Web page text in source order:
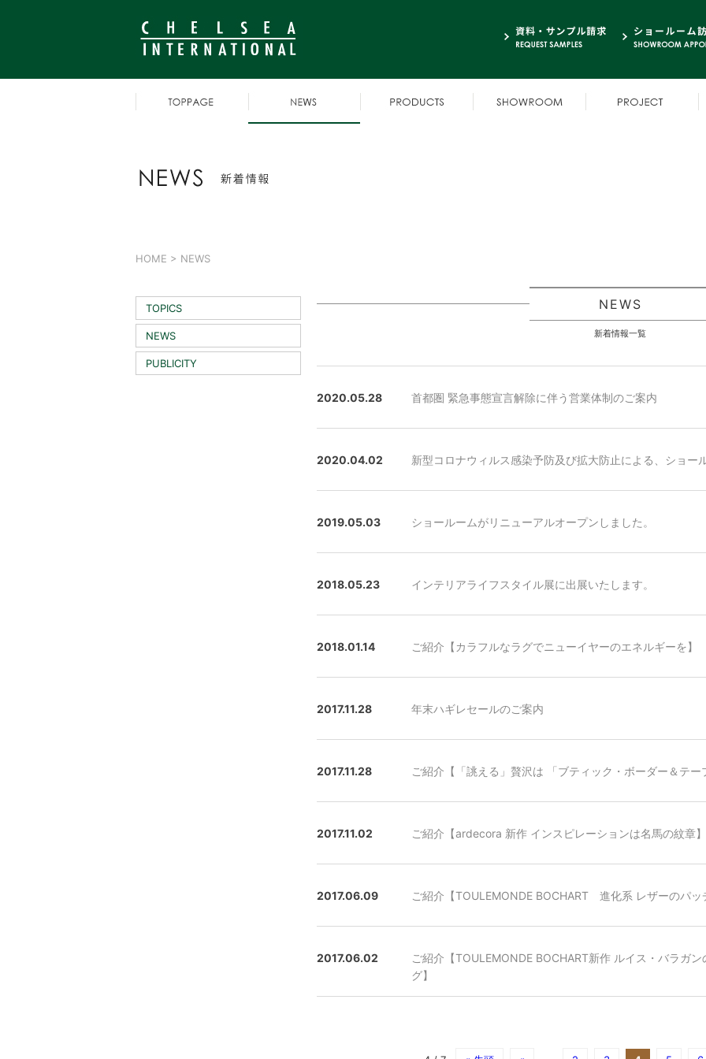
HOME > NEWS
NEWS
新着情報一覧
2020.05.28 首都圏 緊急事態宣言解除に伴う営業体制のご案内
2020.04.02 新型コロナウィルス感染予防及び拡大防止による、ショー
2019.05.03 ショールームがリニューアルオープンしました。
2018.05.23 インテリアライフスタイル展に出展いたします。
2018.01.14 ご紹介【カラフルなラグでニューイヤーのエネルギーを】
2017.11.28 年末ハギレセールのご案内
2017.11.28 ご紹介【「誂える」贅沢は 「ブティック・ボーダー＆テー
2017.11.02 ご紹介【ardecora 新作 インスピレーションは名馬の紋章】
2017.06.09 ご紹介【TOULEMONDE BOCHART 進化系 レザーのパッ
2017.06.02
ご紹介【TOULEMONDE BOCHART新作 ルイス・バラガ
グ】
TOPICS
NEWS
PUBLICITY